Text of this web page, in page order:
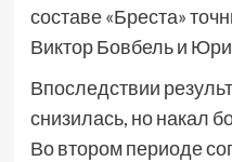
составе «Бреста»
Виктор Бовбель и
Впоследствии
снизилась, но накал
Во втором периоде